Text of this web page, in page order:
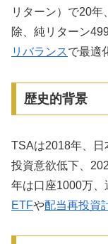
リターン）で20
除、純リターン
リバランスで最適
歴史的背景
TSAは2018年、日
投資意欲低下、
年は口座1000万
ETFや配当再投資